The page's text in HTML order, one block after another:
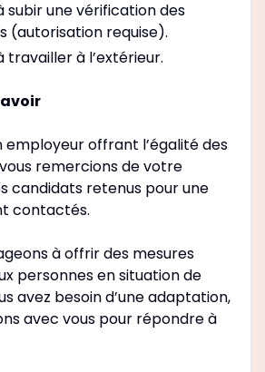
subir une vérification des
(autorisation requise).
travailler à l’extérieur.
employeur offrant l’égalité des
remercions de votre
candidats retenus pour une
contactés.
à offrir des mesures
personnes en situation de
avez besoin d’une adaptation,
avec vous pour répondre à